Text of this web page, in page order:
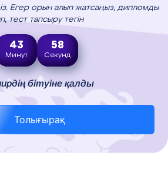
Егер орын алып жатсаңыз, дипломды
тест тапсыру тегін
43
Минут
57
Секунд
бітуіне қалды
Толығырақ